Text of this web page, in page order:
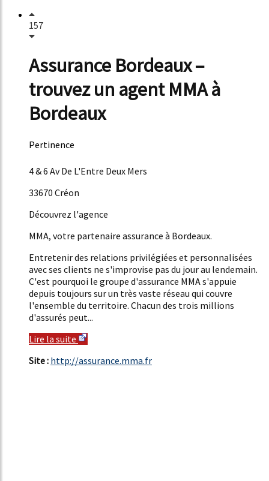
157
Assurance Bordeaux –
trouvez un agent MMA à
Bordeaux
Pertinence
4 & 6 Av De L'Entre Deux Mers
33670 Créon
Découvrez l'agence
MMA, votre partenaire assurance à Bordeaux.
Entretenir des relations privilégiées et personnalisées
avec ses clients ne s'improvise pas du jour au lendemain.
C'est pourquoi le groupe d'assurance MMA s'appuie
depuis toujours sur un très vaste réseau qui couvre
l'ensemble du territoire. Chacun des trois millions
d'assurés peut...
Lire la suite
Site : http://assurance.mma.fr